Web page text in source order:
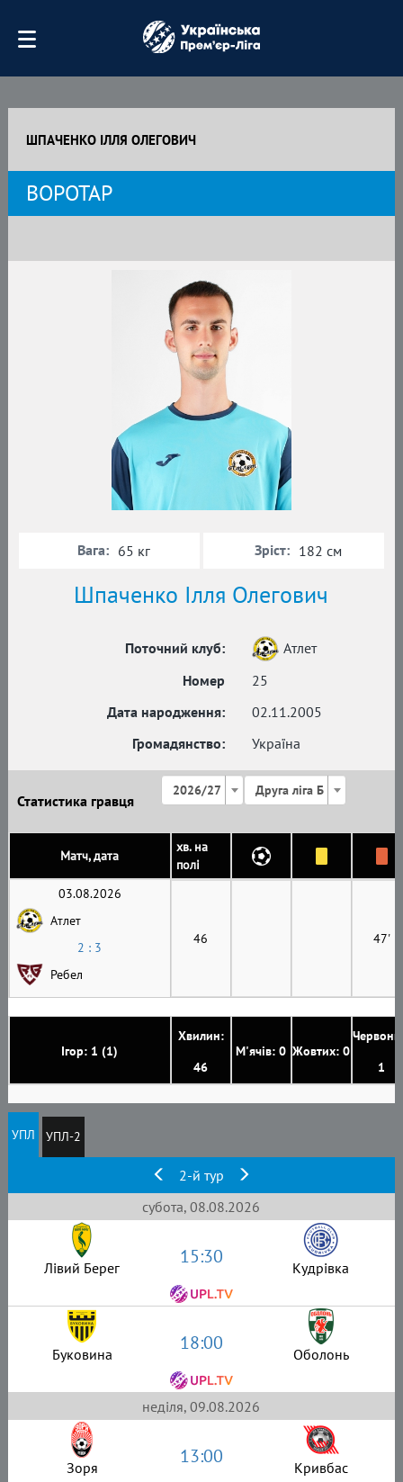
ШПАЧЕНКО ІЛЛЯ ОЛЕГОВИЧ
ВОРОТАР
Шпаченко Ілля Олегович
Поточний клуб:
Атлет
Номер
25
Дата народження:
02.11.2005
Громадянство:
Україна
Вага: 65 кг Зріст: 182 см
Статистика гравця
2026/27 Друга ліга Б
Матч, дата
хв. на
полі
Ігор: 1 (1)
Хвилин:
46
М'ячів: 0 Жовтих: 0
1
03.08.2026
Атлет
2 : 3
Ребел
46 47'
УПЛ УПЛ-2
2-й тур
субота, 08.08.2026
Лівий Берег 15:30 Кудрівка
Буковина 18:00 Оболонь
неділя, 09.08.2026
Зоря 13:00 Кривбас